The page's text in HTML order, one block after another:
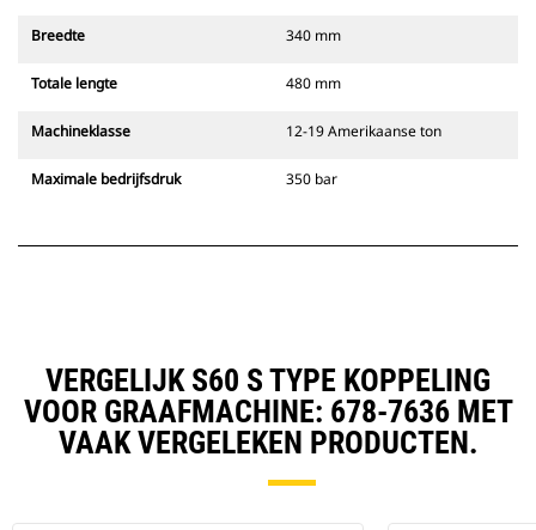
Breedte 340 mm
Totale lengte 480 mm
Machineklasse 12-19 Amerikaanse ton
Maximale bedrijfsdruk 350 bar
VERGELIJK S60 S TYPE KOPPELING
VOOR GRAAFMACHINE: 678-7636 MET
VAAK VERGELEKEN PRODUCTEN.